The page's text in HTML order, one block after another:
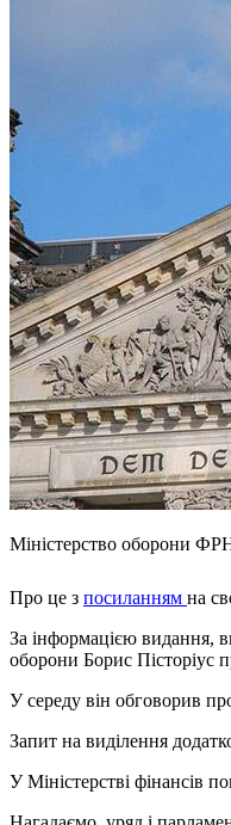
Міністерство оборони
Про це з посиланням на
За інформацією видання,
оборони Борис Пісторіус
У середу він обговорив
Запит на виділення
У Міністерстві фінансів